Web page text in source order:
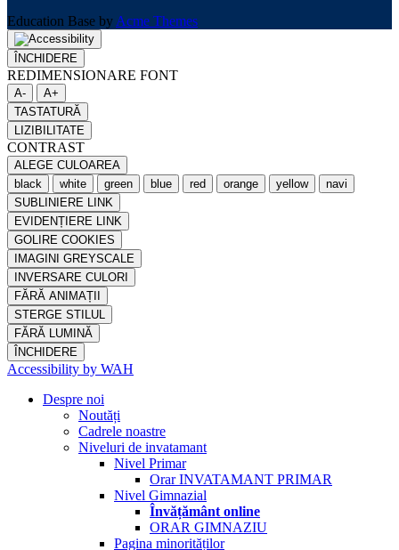
Education Base by Acme Themes
ÎNCHIDERE
REDIMENSIONARE FONT
A-
A+
TASTATURĂ
LIZIBILITATE
CONTRAST
ALEGE CULOAREA
black
white green blue red orange yellow
navi
SUBLINIERE LINK
EVIDENȚIERE LINK
GOLIRE COOKIES
IMAGINI GREYSCALE
INVERSARE CULORI
FĂRĂ ANIMAȚII
STERGE STILUL
FĂRĂ LUMINĂ
ÎNCHIDERE
Accessibility by WAH
Despre noi
Noutăți
Cadrele noastre
Niveluri de invatamant
Nivel Primar
Orar INVATAMANT PRIMAR
Nivel Gimnazial
Învățământ online
ORAR GIMNAZIU
Pagina minorităților